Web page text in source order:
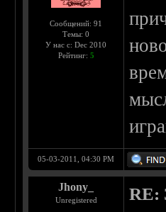
Сообщений: 91
Темы: 0
У нас с: Dec 2010
Рейтинг: 5
05-03-2011, 04:30 PM
Jhony_
Unregistered RE: